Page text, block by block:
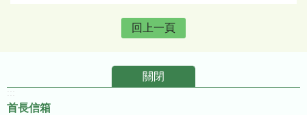
回上一頁
關閉
首長信箱